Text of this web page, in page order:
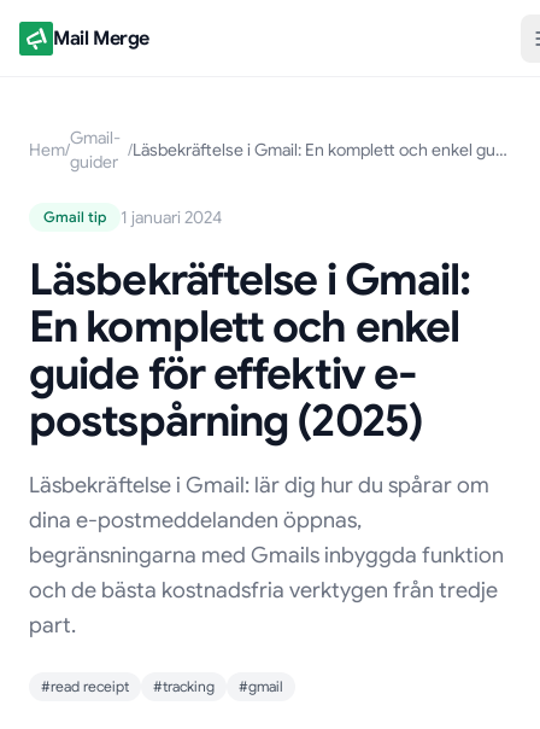
Mail Merge
Hem/
Gmail-
guider
/ Läsbekräftelse i Gmail: En komplett och enkel guide för effektiv e-postspårning (2025)
Gmail tip 1 januari 2024
Läsbekräftelse i Gmail:
En komplett och enkel
guide för effektiv e-
postspårning (2025)
Läsbekräftelse i Gmail: lär dig hur du spårar om
dina e-postmeddelanden öppnas,
begränsningarna med Gmails inbyggda funktion
och de bästa kostnadsfria verktygen från tredje
part.
#read receipt #tracking #gmail